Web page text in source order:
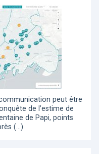
peut être
de l’estime de
de Papi, points
(…)